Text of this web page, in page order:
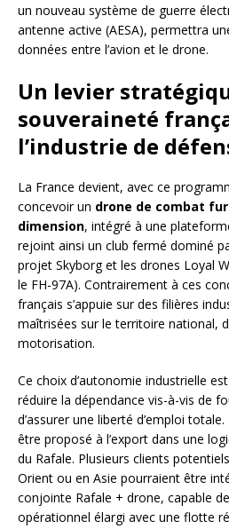
un nouveau système de guerre
antenne active (AESA), permettra
données entre l’avion et le drone.
Un levier
souveraineté
l’industrie de
La France devient, avec ce
concevoir un drone de combat
dimension, intégré à une
rejoint ainsi un club fermé dominé
projet Skyborg et les drones Loyal
le FH-97A). Contrairement à ces
français s’appuie sur des filières
maîtrisées sur le territoire national,
motorisation.
Ce choix d’autonomie industrielle
réduire la dépendance vis-à-vis de
d’assurer une liberté d’emploi
être proposé à l’export dans une
du Rafale. Plusieurs clients
Orient ou en Asie pourraient être
conjointe Rafale + drone, capable
opérationnel élargi avec une flotte